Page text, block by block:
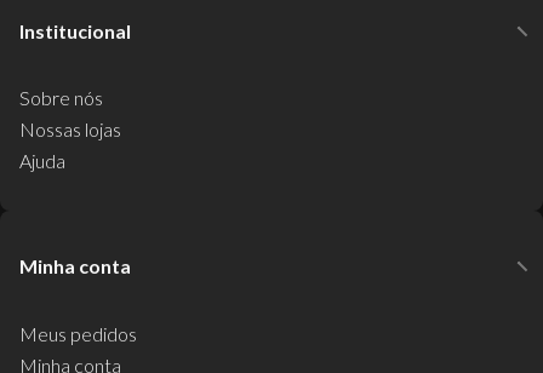
Institucional
Sobre nós
Nossas lojas
Ajuda
Minha conta
Meus pedidos
Minha conta